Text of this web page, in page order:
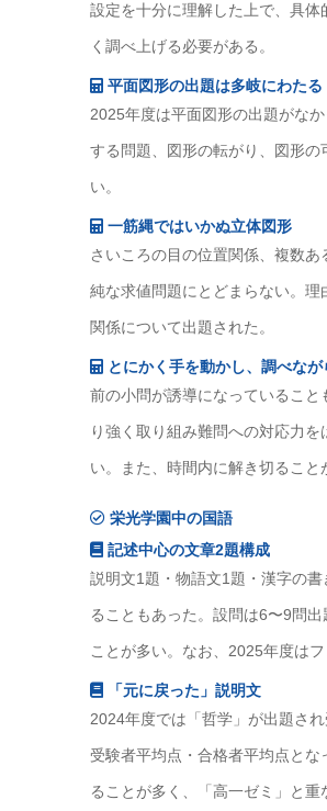
設定を十分に理解した上で、具
く調べ上げる必要がある。
平面図形の出題は多岐にわたる
2025年度は平面図形の出題がな
する問題、図形の転がり、図形
い。
一筋縄ではいかぬ立体図形
さいころの目の位置関係、複数
純な求値問題にとどまらない。
関係について出題された。
とにかく手を動かし、調べなが
前の小問が誘導になっているこ
り強く取り組み難問への対応力
い。また、時間内に解き切ること
栄光学園中の国語
記述中心の文章2題構成
説明文1題・物語文1題・漢字の
ることもあった。設問は6〜9問
ことが多い。なお、2025年度はフ
「元に戻った」説明文
2024年度では「哲学」が出題さ
受験者平均点・合格者平均点と
ることが多く、「高一ゼミ」と重